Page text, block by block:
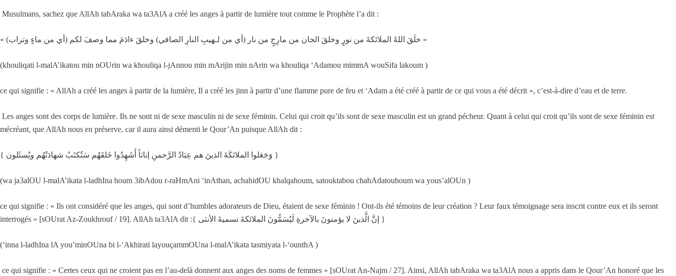
Musulmans, sachez que AllAh tabAraka wa ta3AlA a créé les anges à partir de lumière tout comme le Prophète l’a dit :
« خلَقَ اللهُ الملائكةَ من نورٍ وخلقَ الجان من مارِجٍ من نار (أي من لـهيبِ النارِ الصافي) وخلقَ ءادَمَ مما وصفَ لكم (أي من ماءٍ وتراب) »
(khouliqati l-malA’ikatou min nOUrin wa khouliqa l-jAnnou min mArijin min nArin wa khouliqa ‘Adamou mimmA wouSifa lakoum )
ce qui signifie : « AllAh a créé les anges à partir de la lumière, Il a créé les jinn à partir d’une flamme pure de feu et ‘Adam a été créé à partir de ce qui vous a été décrit », c’est-à-dire d’eau et de terre.
Les anges sont des corps de lumière. Ils ne sont ni de sexe masculin ni de sexe féminin. Celui qui croit qu’ils sont de sexe masculin est un grand pécheur. Quant à celui qui croit qu’ils sont de sexe féminin est
mécréant, que AllAh nous en préserve, car il aura ainsi démenti le Qour’An puisque AllAh dit :
{ وَجَعَلوا الملائكَةَ الذينَ هم عِبَادُ الرَّحمنِ إناثاً أَشَهِدُوا خَلقَهُم سَتُكتَبُ شهادَتُهُم ويُسئَلون }
(wa ja3alOU l-malA’ikata l-ladhIna houm 3ibAdou r-raHmAni ‘inAthan, achahidOU khalqahoum, satouktabou chahAdatouhoum wa yous’alOUn )
ce qui signifie : « Ils ont considéré que les anges, qui sont d’humbles adorateurs de Dieu, étaient de sexe féminin ! Ont-ils été témoins de leur création ? Leur faux témoignage sera inscrit contre eux et ils seront
interrogés » [sOUrat Az-Zoukhrouf / 19]. AllAh ta3AlA dit :{ إنَّ الَّذينَ لا يؤمنونَ بالآخرةِ لَيُسَمُّونَ الملائكةَ تسميةَ الأنثى }
(‘inna l-ladhIna lA you’minOUna bi l-‘Akhirati layouçammOUna l-malA’ikata tasmiyata l-‘ounthA )
ce qui signifie : « Certes ceux qui ne croient pas en l’au-delà donnent aux anges des noms de femmes » [sOUrat An-Najm / 27]. Ainsi, AllAh tabAraka wa ta3AlA nous a appris dans le Qour’An honoré que les